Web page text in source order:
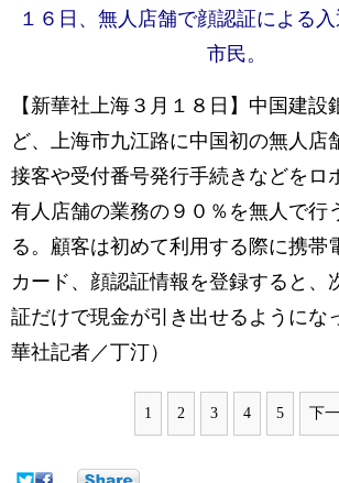
１６日、無人店舗で顔認証による
市民。
【新華社上海３月１８日】中国建設
ど、上海市九江路に中国初の無人店
接客や受付番号発行手続きなどをロ
有人店舗の業務の９０％を無人で行
る。顧客は初めて利用する際に携帯
カード、顔認証情報を登録すると、
証だけで現金が引き出せるようにな
華社記者／丁汀）
1 2 3 4 5 下